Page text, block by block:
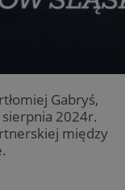
Gabryś,
sierpnia 2024r.
między